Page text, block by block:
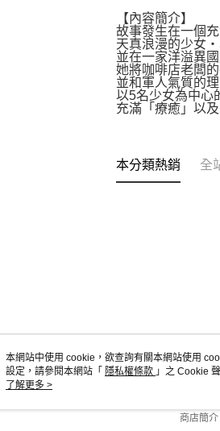
【內容簡介】
故事發生在一個
天真浪漫的少女‧
並在一家洋溢異
她將咖啡店老闆
並和軍人氣質的
以5名少女為中心
充滿「療癒」以
本分類熱銷 全
關於我
商店簡介
本網站中使用 cookie，欲查詢有關本網站使用
設定，請參閱本網站「 隱私權條款 」之 Cookie
使用 cookie。
了解更多 >